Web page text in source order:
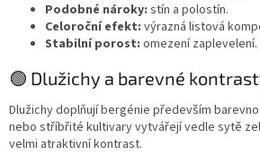
Podobné nároky: stín a polostín.
Celoroční efekt: výrazná listová
Stabilní porost: omezení zaplevelení.
🟢 Dlužichy a barevné
Dlužichy doplňují bergénie především
nebo stříbřité kultivary vytvářejí vedle sytě
velmi atraktivní kontrast.